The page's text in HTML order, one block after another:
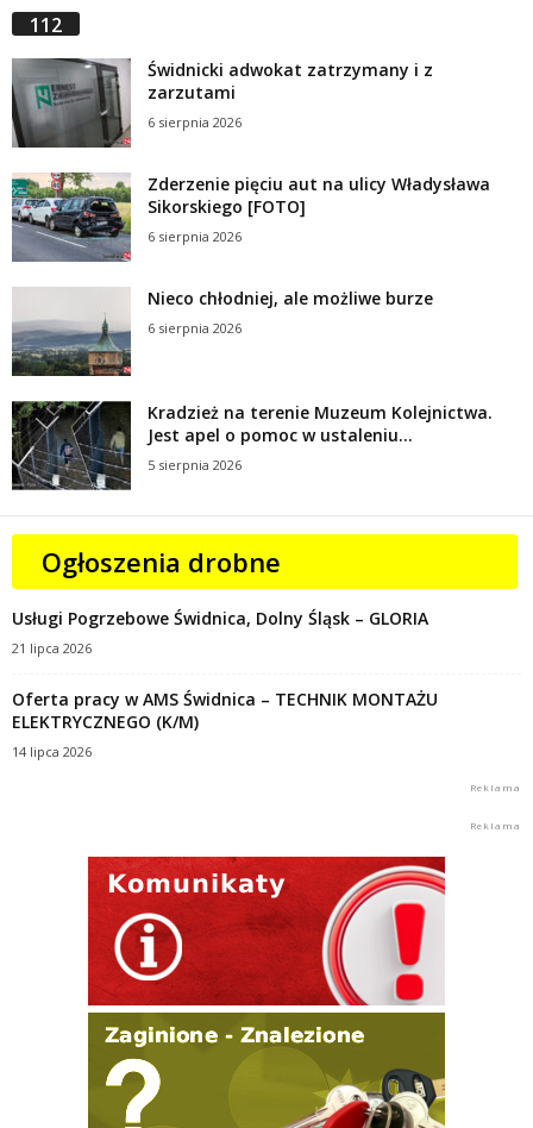
112
Świdnicki adwokat zatrzymany i z
zarzutami
6 sierpnia 2026
Zderzenie pięciu aut na ulicy Władysława
Sikorskiego [FOTO]
6 sierpnia 2026
Nieco chłodniej, ale możliwe burze
6 sierpnia 2026
Kradzież na terenie Muzeum Kolejnictwa.
Jest apel o pomoc w ustaleniu...
5 sierpnia 2026
Ogłoszenia drobne
Usługi Pogrzebowe Świdnica, Dolny Śląsk – GLORIA
21 lipca 2026
Oferta pracy w AMS Świdnica – TECHNIK MONTAŻU
ELEKTRYCZNEGO (K/M)
14 lipca 2026